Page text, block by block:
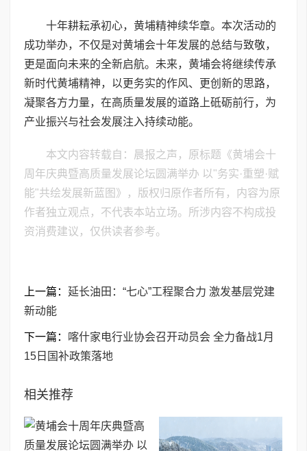
十年耕耘承初心，黄埔精神续华章。本次活动的
成功举办，不仅是对黄埔会十年发展的总结与致敬，
更是面向未来的全新启航。未来，黄埔会将继续传承
新时代黄埔精神，以更务实的作风、更创新的思路，
凝聚各方力量，在高质量发展的道路上砥砺前行，为
产业振兴与社会发展注入持续动能。
本文内容转载自：晨报之声，原标题《黄埔会十
周年庆典暨高质量发展论坛圆满举办 ​以"务实·重塑·赋
能"共绘发展新蓝图》，版权归原作者所有，内容为原
作者独立观点，不代表本站立场。所涉内容不构成投
资消费建议，仅供读者参考。
上一篇： 延长油田：“七心”工程聚合力 激发基层党建
新动能
下一篇：
喀什家电行业协会召开动员会 全力备战1月
15日国补政策落地
相关推荐